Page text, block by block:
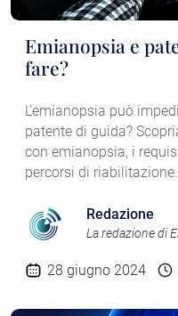
Emianopsia e
fare?
L’emianopsia può
patente di guida?
con emianopsia, i
percorsi di riabilitazione.
Redazione
La redazione di
28 giugno 2024